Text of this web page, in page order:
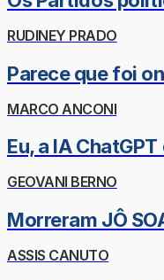
RUDINEY PRADO
Parece que foi
MARCO ANCONI
Eu, a IA
GEOVANI BERNO
Morreram JÔ
ASSIS CANUTO